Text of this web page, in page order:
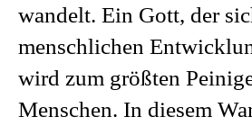
wandelt. Ein Gott, der
menschlichen
wird zum größten
Menschen. In diesem